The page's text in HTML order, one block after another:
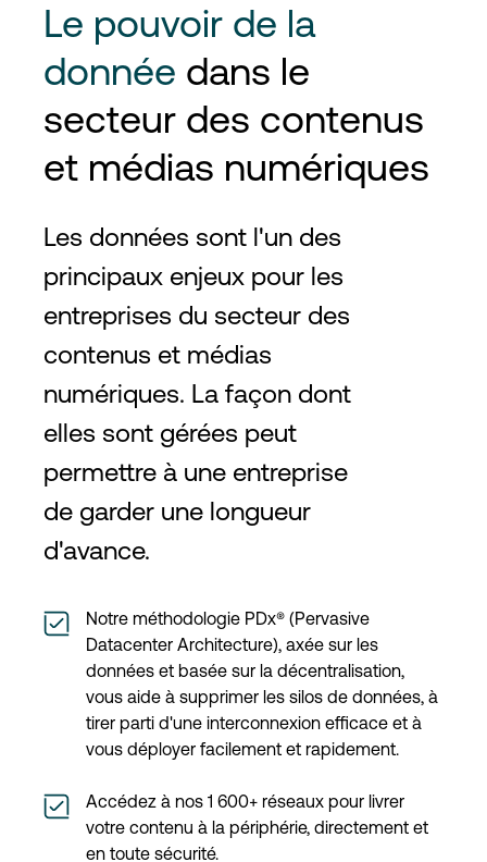
Le pouvoir de la
donnée dans le
secteur des contenus
et médias numériques
Les données sont l'un des
principaux enjeux pour les
entreprises du secteur des
contenus et médias
numériques. La façon dont
elles sont gérées peut
permettre à une entreprise
de garder une longueur
d'avance.
Notre méthodologie PDx® (Pervasive
Datacenter Architecture), axée sur les
données et basée sur la décentralisation,
vous aide à supprimer les silos de données, à
tirer parti d'une interconnexion efficace et à
vous déployer facilement et rapidement.
Accédez à nos 1 600+ réseaux pour livrer
votre contenu à la périphérie, directement et
en toute sécurité.